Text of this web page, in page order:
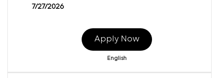
7/27/2026
Apply Now
English